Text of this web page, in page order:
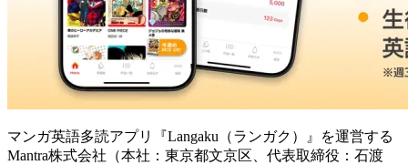
マンガ英語多読アプリ『Langaku（ランガク）』を運営する
Mantra株式会社（本社：東京都文京区、代表取締役：石渡